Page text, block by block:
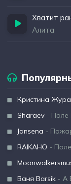
Хватит
Алита
Кристина
Sharaev - Поле
Jansena -
RAIKAHO - Поле
Ваня Barsik - А